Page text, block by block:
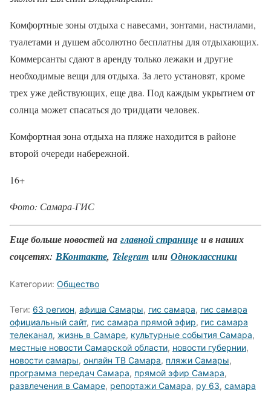
Комфортные зоны отдыха с навесами, зонтами, настилами,
туалетами и душем абсолютно бесплатны для отдыхающих.
Коммерсанты сдают в аренду только лежаки и другие
необходимые вещи для отдыха. За лето установят, кроме
трех уже действующих, еще два. Под каждым укрытием от
солнца может спасаться до тридцати человек.
Комфортная зона отдыха на пляже находится в районе
второй очереди набережной.
16+
Фото: Самара-ГИС
Еще больше новостей на главной странице и в наших
соцсетях: ВКонтакте, Telegram или Одноклассники
Категории: Общество
Теги: 63 регион, афиша Самары, гис самара, гис самара
официальный сайт, гис самара прямой эфир, гис самара
телеканал, жизнь в Самаре, культурные события Самара,
местные новости Самарской области, новости губернии,
новости самары, онлайн ТВ Самара, пляжи Самары,
программа передач Самара, прямой эфир Самара,
развлечения в Самаре, репортажи Самара, ру 63, самара